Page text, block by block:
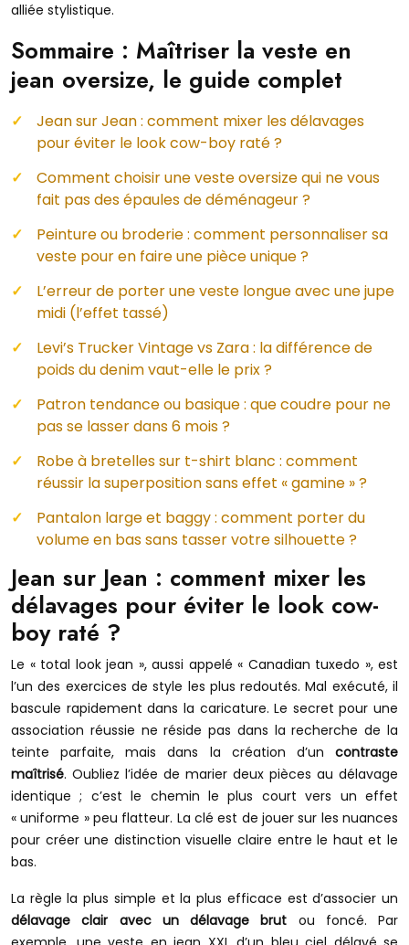
alliée stylistique.
Sommaire : Maîtriser la veste en
jean oversize, le guide complet
Jean sur Jean : comment mixer les délavages
pour éviter le look cow-boy raté ?
Comment choisir une veste oversize qui ne vous
fait pas des épaules de déménageur ?
Peinture ou broderie : comment personnaliser sa
veste pour en faire une pièce unique ?
L’erreur de porter une veste longue avec une jupe
midi (l’effet tassé)
Levi’s Trucker Vintage vs Zara : la différence de
poids du denim vaut-elle le prix ?
Patron tendance ou basique : que coudre pour ne
pas se lasser dans 6 mois ?
Robe à bretelles sur t-shirt blanc : comment
réussir la superposition sans effet « gamine » ?
Pantalon large et baggy : comment porter du
volume en bas sans tasser votre silhouette ?
Jean sur Jean : comment mixer les
délavages pour éviter le look cow-
boy raté ?
Le « total look jean », aussi appelé « Canadian tuxedo », est
l’un des exercices de style les plus redoutés. Mal exécuté, il
bascule rapidement dans la caricature. Le secret pour une
association réussie ne réside pas dans la recherche de la
teinte parfaite, mais dans la création d’un contraste
maîtrisé. Oubliez l’idée de marier deux pièces au délavage
identique ; c’est le chemin le plus court vers un effet
« uniforme » peu flatteur. La clé est de jouer sur les nuances
pour créer une distinction visuelle claire entre le haut et le
bas.
La règle la plus simple et la plus efficace est d’associer un
délavage clair avec un délavage brut ou foncé. Par